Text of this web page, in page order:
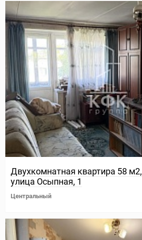
Двухкомнатная квартира 58 м2,
улица Осыпная, 1
Центральный